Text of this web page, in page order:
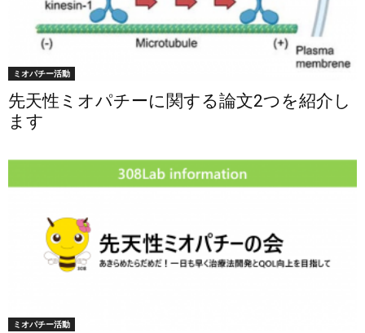
ミオパチー活動
先天性ミオパチーに関する論文2つを紹介し
ます
ミオパチー活動